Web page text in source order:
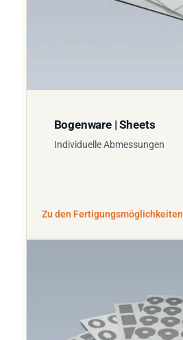
Bogenware | Sheets
Individuelle Abmessungen
Zu den Fertigungsmöglichkeiten